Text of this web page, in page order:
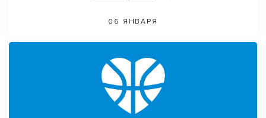
06 ЯНВАРЯ